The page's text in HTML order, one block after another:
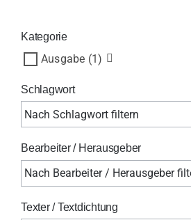
Kategorie
Ausgabe (1)
Schlagwort
Bearbeiter / Herausgeber
Texter / Textdichtung